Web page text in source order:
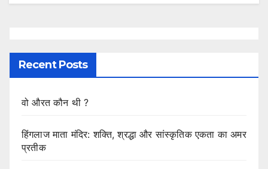
Recent Posts
वो औरत कौन थी ?
हिंगलाज माता मंदिर: शक्ति, श्रद्धा और सांस्कृतिक एकता का अमर
प्रतीक